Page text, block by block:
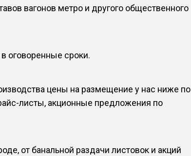
вагонов метро и другого общественного
оговоренные сроки.
цены на размещение у нас ниже по
листы, акционные предложения по
от банальной раздачи листовок и акций